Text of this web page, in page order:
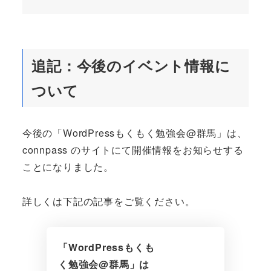
追記：今後のイベント情報に
ついて
今後の「WordPressもくもく勉強会@群馬」は、
connpass のサイトにて開催情報をお知らせする
ことになりました。
詳しくは下記の記事をご覧ください。
「WordPressもくも
く勉強会@群馬」は